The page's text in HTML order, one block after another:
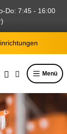
Do: 7:45 - 16:00
Menü